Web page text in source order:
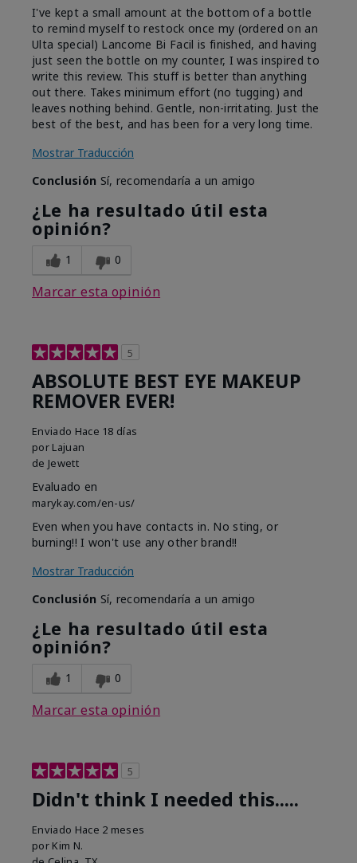
I've kept a small amount at the bottom of a bottle
to remind myself to restock once my (ordered on an
Ulta special) Lancome Bi Facil is finished, and having
just seen the bottle on my counter, I was inspired to
write this review. This stuff is better than anything
out there. Takes minimum effort (no tugging) and
leaves nothing behind. Gentle, non-irritating. Just the
best of the best, and has been for a very long time.
Mostrar Traducción
Conclusión Sí, recomendaría a un amigo
¿Le ha resultado útil esta
opinión?
1 0
Marcar esta opinión
5
ABSOLUTE BEST EYE MAKEUP
REMOVER EVER!
Enviado Hace 18 días
por Lajuan
de Jewett
Evaluado en
marykay.com/en-us/
Even when you have contacts in. No sting, or
burning!! I won't use any other brand!!
Mostrar Traducción
Conclusión Sí, recomendaría a un amigo
¿Le ha resultado útil esta
opinión?
1 0
Marcar esta opinión
5
Didn't think I needed this.....
Enviado Hace 2 meses
por Kim N.